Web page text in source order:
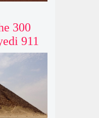
300
911